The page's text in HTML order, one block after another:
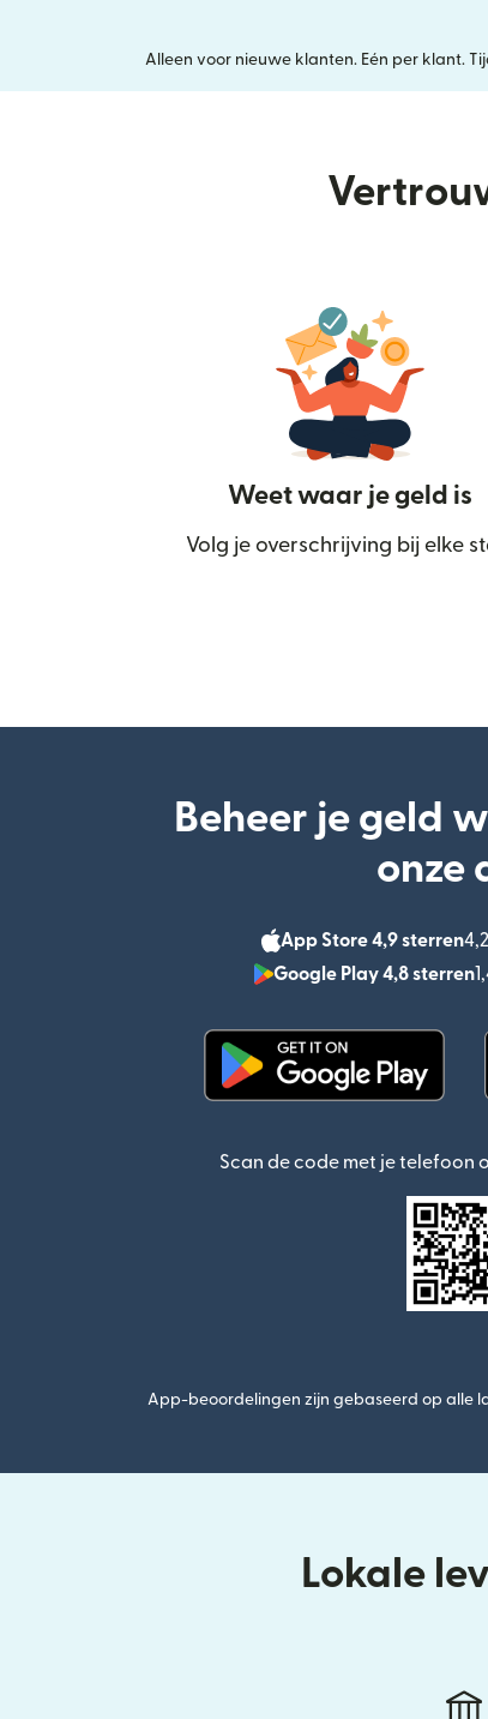
Alleen voor nieuwe klanten. Eén per klant.
Weet waar je geld is
Volg je overschrijving bij elke
Beheer je geld
onze
App Store 4,9 sterren
Google Play 4,8 sterren
Scan de code met je telefoon
App-beoordelingen zijn gebaseerd op alle
Lokale